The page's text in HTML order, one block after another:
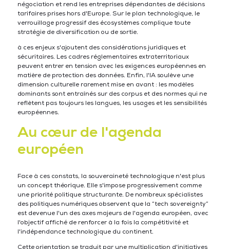
négociation et rend les entreprises dépendantes de décisions
tarifaires prises hors d'Europe. Sur le plan technologique, le
verrouillage progressif des écosystèmes complique toute
stratégie de diversification ou de sortie.
à ces enjeux s'ajoutent des considérations juridiques et
sécuritaires. Les cadres réglementaires extraterritoriaux
peuvent entrer en tension avec les exigences européennes en
matière de protection des données. Enfin, l'IA soulève une
dimension culturelle rarement mise en avant : les modèles
dominants sont entraînés sur des corpus et des normes qui ne
reflètent pas toujours les langues, les usages et les sensibilités
européennes.
Au cœur de l'agenda
européen
Face à ces constats, la souveraineté technologique n'est plus
un concept théorique. Elle s'impose progressivement comme
une priorité politique structurante. De nombreux spécialistes
des politiques numériques observent que la “tech sovereignty”
est devenue l'un des axes majeurs de l'agenda européen, avec
l'objectif affiché de renforcer à la fois la compétitivité et
l'indépendance technologique du continent.
Cette orientation se traduit par une multiplication d'initiatives